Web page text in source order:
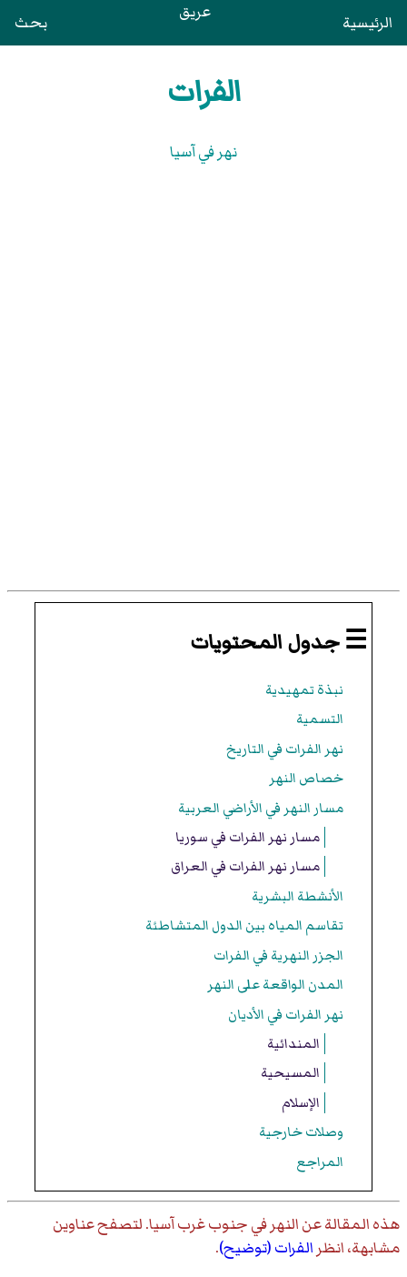
الرئيسية عريق بحث
الفرات
نهر في آسيا
☰ جدول المحتويات
نبذة تمهيدية
التسمية
نهر الفرات في التاريخ
خصاص النهر
مسار النهر في الأراضي العربية
مسار نهر الفرات في سوريا
مسار نهر الفرات في العراق
الأنشطة البشرية
تقاسم المياه بين الدول المتشاطئة
الجزر النهرية في الفرات
المدن الواقعة على النهر
نهر الفرات في الأديان
المندائية
المسيحية
الإسلام
وصلات خارجية
المراجع
هذه المقالة عنالنهر في جنوب غرب آسيا. لتصفح عناوين
مشابهة، انظر الفرات (توضيح).